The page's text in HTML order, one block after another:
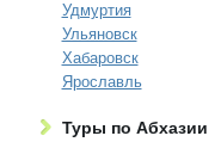
Удмуртия
Ульяновск
Хабаровск
Ярославль
Туры по Абхазии